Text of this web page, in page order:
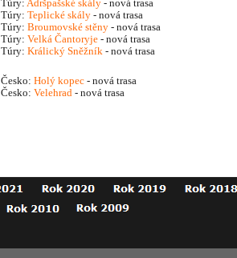
Túry: Adršpašské skály - nová trasa
Túry: Teplické skály - nová trasa
Túry: Broumovské stěny - nová trasa
Túry: Velká Čantoryje - nová trasa
Túry: Králický Sněžník - nová trasa
Česko: Holý kopec - nová trasa
Česko: Velehrad - nová trasa